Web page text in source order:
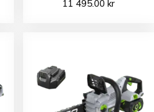
11 495.00 kr